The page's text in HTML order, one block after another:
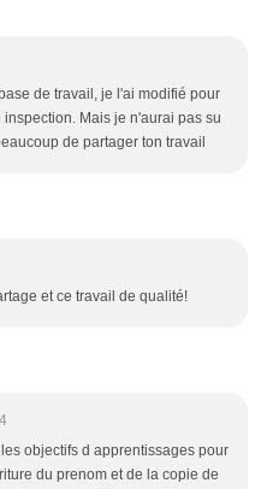
de travail, je l'ai modifié pour
Mais je n'aurai pas su
de partager ton travail
et ce travail de qualité!
objectifs d apprentissages pour
du prenom et de la copie de